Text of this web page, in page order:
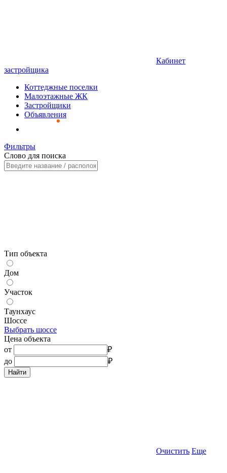
Кабинет
застройщика
Коттеджные поселки
Малоэтажные ЖК
Застройщики
Объявления
Фильтры
Слово для поиска
Тип объекта
Дом
Участок
Таунхаус
Шоссе
Выбрать шоссе
Цена объекта
от
₽
до
₽
Найти
Очистить Еще